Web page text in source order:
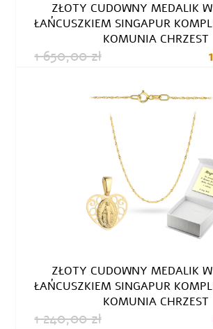
ZŁOTY CUDOWNY MEDALIK
ŁAŃCUSZKIEM SINGAPUR
KOMUNIA CHRZEST
1 650,00 zł
ZŁOTY CUDOWNY MEDALIK
ŁAŃCUSZKIEM SINGAPUR
KOMUNIA CHRZEST
1 240,00 zł